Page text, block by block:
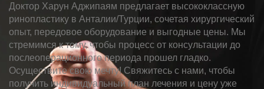
Доктор Харун Аджипаям предлагает высококлассную
ринопластику в Анталии/Турции, сочетая хирургический
опыт, передовое оборудование и выгодные цены. Мы
стремимся к тому, чтобы процесс от консультации до
послеоперационного периода прошел гладко.
Осуществите свою мечту! Свяжитесь с нами, чтобы
получить индивидуальный план лечения и цену уже